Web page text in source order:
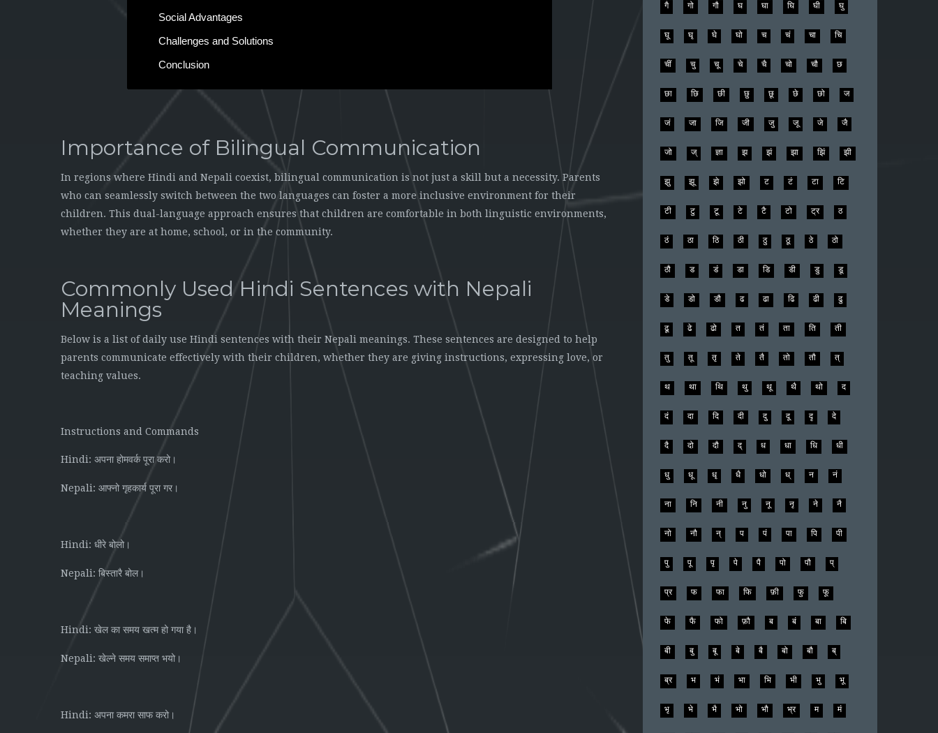
Social Advantages
Challenges and Solutions
Conclusion
Importance of Bilingual Communication
In regions where Hindi and Nepali coexist, bilingual communication is not just a skill but a necessity. Parents
who can seamlessly switch between the two languages can foster a more inclusive environment for their
children. This dual-language approach ensures that children are comfortable in both linguistic environments,
whether they are at home, school, or in the community.
Commonly Used Hindi Sentences with Nepali
Meanings
Below is a list of daily use Hindi sentences with their Nepali meanings. These sentences are designed to help
parents communicate effectively with their children, whether they are giving instructions, expressing love, or
teaching values.
Instructions and Commands
Hindi: अपना होमवर्क पूरा करो।
Nepali: आफ्नो गृहकार्य पूरा गर।
Hindi: धीरे बोलो।
Nepali: बिस्तारै बोल।
Hindi: खेल का समय खत्म हो गया है।
Nepali: खेल्ने समय समाप्त भयो।
Hindi: अपना कमरा साफ करो।
गै गो गौ घ घा घि घी घु
घू घृ घे घो च चं चा चि
चीं चु चू चे चै चो चौ छ
छा छि छी छु छू छे छो ज
जं जा जि जी जु जू जे जै
जो ज् ज्ञा झ झं झा झिं झी
झु झू झे झो ट टं टा टि
टी टु टू टे टै टो ट्र ठ
ठं ठा ठि ठी ठु ठू ठे ठो
ठौ ड डं डा डि डी डु डू
डे डो डौ ढ ढा ढि ढी ढु
ढू ढे ढो त तं ता ति ती
तु तू तृ ते तै तो तौ त्
थ था थि थु थू थै थो द
दं दा दि दी दु दू दृ दे
दै दो दौ द् ध धा धि धी
धु धू धृ धै धो ध् न नं
ना नि नी नु नू नृ ने नै
नो नौ न् प पं पा पि पी
पु पू पृ पे पै पो पौ प्
प्र फ फा फि फ़ी फु फू
फे फै फो फ़ौ ब बं बा बि
बी बु बू बे बै बो बौ ब्
ब्र भ भं भा भि भी भु भू
भृ भे भै भो भौ भ्र म मं